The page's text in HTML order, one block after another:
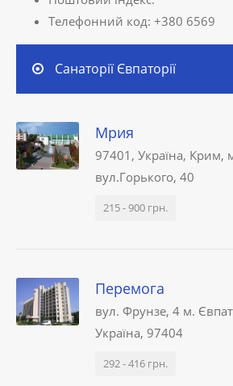
Телефонний код: +380 6569
Санаторії Євпаторії
Мрия
97401, Україна, Крим,
вул.Горького, 40
215 - 900 грн.
Перемога
вул. Фрунзе, 4 м.
Україна, 97404
292 - 416 грн.